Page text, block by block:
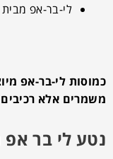
לי-בר-אפ מבית
כמוסות לי-בר-אפ
משמרים אלא רכיבים טבעיים
נטע לי בר אפ